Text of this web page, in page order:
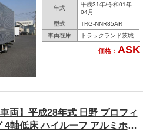
年式
平成31年/令和01年
04月
型式
TRG-NNR85AR
車両在庫
トラックランド茨城
価格： ASK
両】平成28年式 日野 プロフィ
4軸低床 ハイルーフ アルミホイ